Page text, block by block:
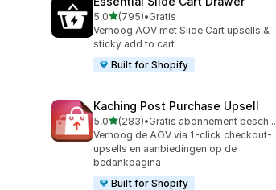
5,0van 5 sterren
(795)
795 recensies in totaal
•Gratis
Verhoog AOV met Slide Cart upsells &
sticky add to cart
Built for Shopify
Kaching Post Purchase Upsell
5,0van 5 sterren
(283)
283 recensies in totaal
•
Gratis abonnement beschikbaar
Verhoog de AOV via 1-click checkout-
upsells en aanbiedingen op de
bedankpagina
Built for Shopify